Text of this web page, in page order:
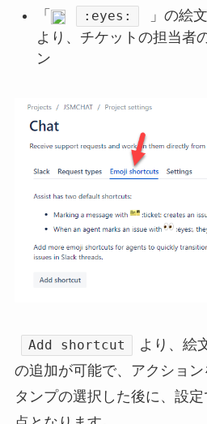
「
:eyes:
」の絵
より、チケットの担当者
ン
Add shortcut
より、絵
の追加が可能で、アクショ
タンプの選択した後に、設